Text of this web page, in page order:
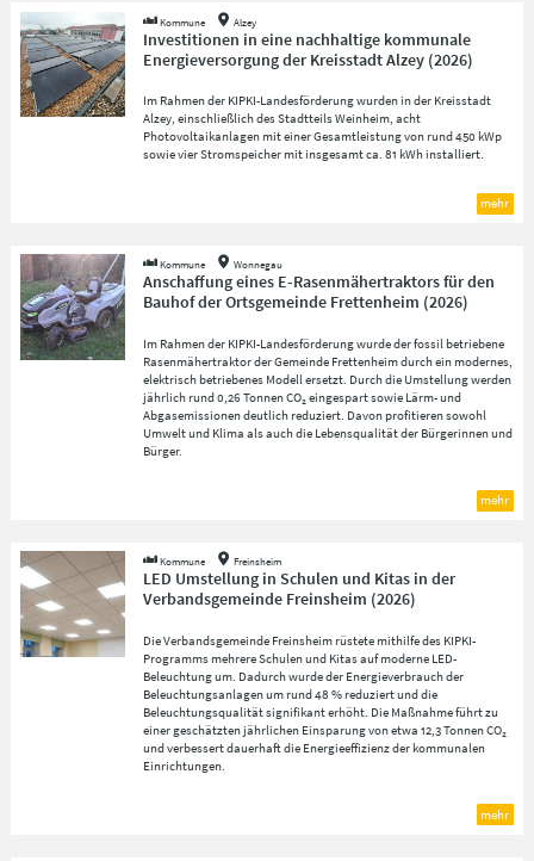
Investitionen in eine nachhaltige kommunale
Energieversorgung der Kreisstadt Alzey (2026)
Kommune Alzey
Im Rahmen der KIPKI-Landesförderung wurden in der Kreisstadt
Alzey, einschließlich des Stadtteils Weinheim, acht
Photovoltaikanlagen mit einer Gesamtleistung von rund 450 kWp
sowie vier Stromspeicher mit insgesamt ca. 81 kWh installiert.
mehr
Anschaffung eines E-Rasenmähertraktors für den
Bauhof der Ortsgemeinde Frettenheim (2026)
Kommune Wonnegau
Im Rahmen der KIPKI-Landesförderung wurde der fossil betriebene
Rasenmähertraktor der Gemeinde Frettenheim durch ein modernes,
elektrisch betriebenes Modell ersetzt. Durch die Umstellung werden
jährlich rund 0,26 Tonnen CO₂ eingespart sowie Lärm- und
Abgasemissionen deutlich reduziert. Davon profitieren sowohl
Umwelt und Klima als auch die Lebensqualität der Bürgerinnen und
Bürger.
mehr
LED Umstellung in Schulen und Kitas in der
Verbandsgemeinde Freinsheim (2026)
Kommune Freinsheim
Die Verbandsgemeinde Freinsheim rüstete mithilfe des KIPKI-
Programms mehrere Schulen und Kitas auf moderne LED-
Beleuchtung um. Dadurch wurde der Energieverbrauch der
Beleuchtungsanlagen um rund 48 % reduziert und die
Beleuchtungsqualität signifikant erhöht. Die Maßnahme führt zu
einer geschätzten jährlichen Einsparung von etwa 12,3 Tonnen CO₂
und verbessert dauerhaft die Energieeffizienz der kommunalen
Einrichtungen.
mehr